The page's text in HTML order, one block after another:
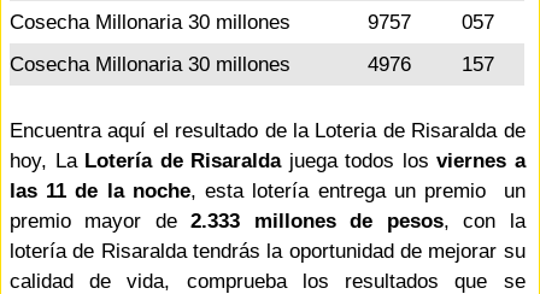
Cosecha Millonaria 30 millones
9757
057
Cosecha Millonaria 30 millones
4976 157
Encuentra aquí el resultado de la Loteria de Risaralda de
hoy, La Lotería de Risaraldajuega todos losviernes a
las 11 de la noche, esta lotería entrega un premio un
premio mayor de2.333 millones de pesos, con la
lotería de Risaralda tendrás la oportunidad de mejorar su
calidad de vida, comprueba los resultados que se